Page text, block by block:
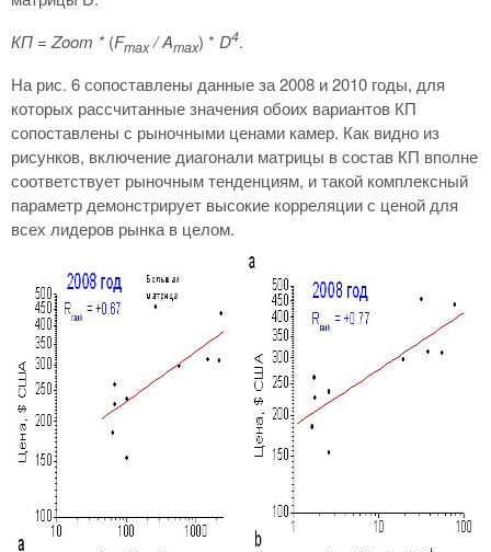
КП = Zoom *(Fmax/ Amax) * D4.
На рис. 6 сопоставлены данные за 2008 и 2010 годы, для
которых рассчитанные значения обоих вариантов КП
сопоставлены с рыночными ценами камер. Как видно из
рисунков, включение диагонали матрицы в состав КП вполне
соответствует рыночным тенденциям, и такой комплексный
параметр демонстрирует высокие корреляции с ценой для
всех лидеров рынка в целом.